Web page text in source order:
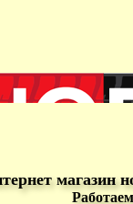
магазин